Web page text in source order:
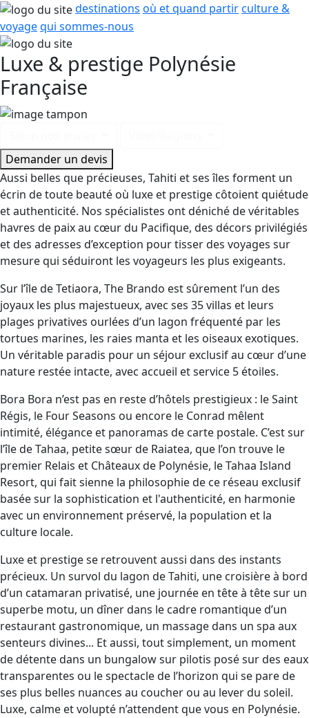
destinations où et quand partirculture &
voyagequi sommes-nous
Luxe & prestige Polynésie
Française
Demander un devis
Aussi belles que précieuses, Tahiti et ses îles forment un
écrin de toute beauté où luxe et prestige côtoient quiétude
et authenticité. Nos spécialistes ont déniché de véritables
havres de paix au cœur du Pacifique, des décors privilégiés
et des adresses d’exception pour tisser des voyages sur
mesure qui séduiront les voyageurs les plus exigeants.
Sur l’île de Tetiaora, The Brando est sûrement l’un des
joyaux les plus majestueux, avec ses 35 villas et leurs
plages privatives ourlées d’un lagon fréquenté par les
tortues marines, les raies manta et les oiseaux exotiques.
Un véritable paradis pour un séjour exclusif au cœur d’une
nature restée intacte, avec accueil et service 5 étoiles.
Bora Bora n’est pas en reste d’hôtels prestigieux : le Saint
Régis, le Four Seasons ou encore le Conrad mêlent
intimité, élégance et panoramas de carte postale. C’est sur
l’île deTahaa, petite sœur de Raiatea, que l’on trouve le
premier Relais et Châteaux de Polynésie, le Tahaa Island
Resort, qui fait sienne la philosophie de ce réseau exclusif
basée sur la sophistication et l'authenticité, en harmonie
avec un environnement préservé, la population et la
culture locale.
Luxe et prestige se retrouvent aussi dans des instants
précieux. Un survol du lagon deTahiti, une croisièreà bord
d’un catamaran privatisé, une journée en tête à tête sur un
superbe motu, un dîner dans le cadre romantique d’un
restaurant gastronomique, un massage dans un spa aux
senteurs divines... Et aussi, tout simplement, un moment
de détente dans un bungalow sur pilotis posé sur des eaux
transparentes ou le spectacle de l’horizon qui se pare de
ses plus belles nuances au coucher ou au lever du soleil.
Luxe, calme et volupté n’attendent que vous en Polynésie.